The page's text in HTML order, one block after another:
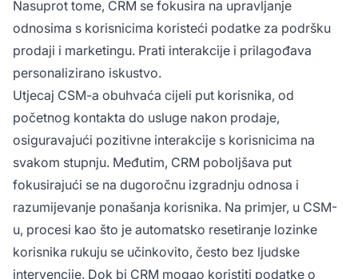
Nasuprot tome, CRM se fokusira na upravljanje
odnosima s korisnicima koristeći podatke za podršku
prodaji i marketingu. Prati interakcije i prilagođava
personalizirano iskustvo.
Utjecaj CSM-a obuhvaća cijeli put korisnika, od
početnog kontakta do usluge nakon prodaje,
osiguravajući pozitivne interakcije s korisnicima na
svakom stupnju. Međutim, CRM poboljšava put
fokusirajući se na dugoročnu izgradnju odnosa i
razumijevanje ponašanja korisnika. Na primjer, u CSM-
u, procesi kao što je automatsko resetiranje lozinke
korisnika rukuju se učinkovito, često bez ljudske
intervencije. Dok bi CRM mogao koristiti podatke o